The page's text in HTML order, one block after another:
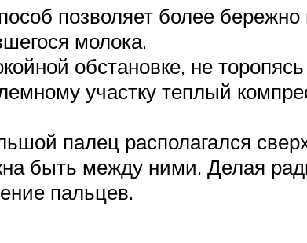
позволяет более
молока.
обстановке, не
участку теплый
палец располагался
быть между ними. Делая
пальцев.